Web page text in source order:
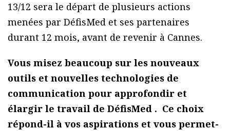
13/12 sera le départ de plusieurs actions
menées par DéfisMed et ses partenaires
durant 12 mois, avant de revenir à Cannes.
Vous misez beaucoup sur les nouveaux
outils et nouvelles technologies de
communication pour approfondir et
élargir le travail de DéfisMed . Ce choix
répond-il à vos aspirations et vous permet-